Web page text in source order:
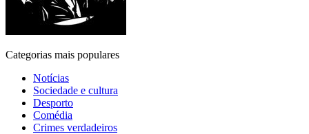
Categorias mais populares
Notícias
Sociedade e cultura
Desporto
Comédia
Crimes verdadeiros